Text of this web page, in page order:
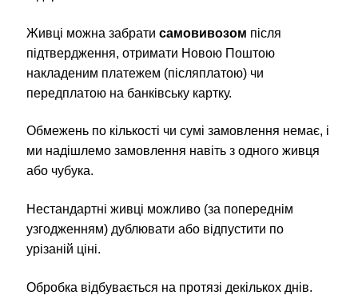
Живці можна забрати самовивозом після
підтвердження, отримати Новою Поштою
накладеним платежем (післяплатою) чи
передплатою на банківську картку.
Обмежень по кількості чи сумі замовлення немає, і
ми надішлемо замовлення навіть з одного живця
або чубука.
Нестандартні живці можливо (за попереднім
узгодженням) дублювати або відпустити по
урізаній ціні.
Обробка відбувається на протязі декількох днів.